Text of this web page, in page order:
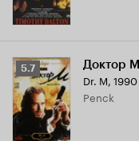
Рейтинг
Кинопоиска
5.7
5.7 Доктор М
Dr. M, 1990
Penck